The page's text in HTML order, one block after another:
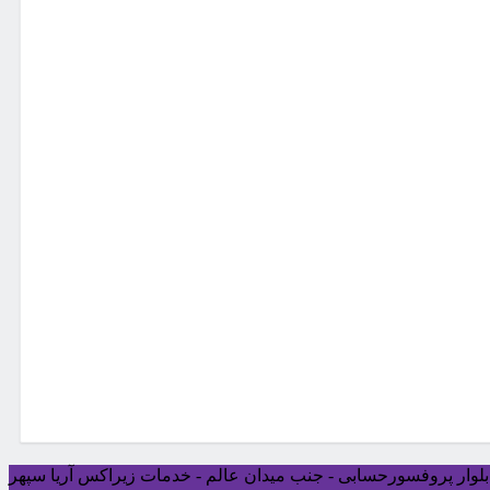
بلوار پروفسورحسابی - جنب میدان عالم - خدمات زیراکس آریا سپهر